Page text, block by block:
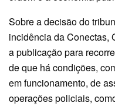
Sobre a decisão do
incidência da Conectas,
a publicação para
de que há condições,
em funcionamento, de
operações policiais,